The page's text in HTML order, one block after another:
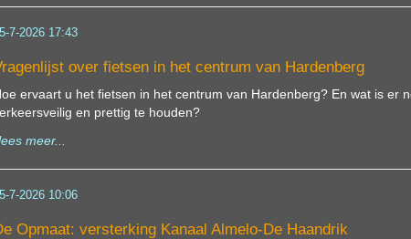
7-2026 17:43
over fietsen in het centrum van Hardenberg
ervaart u het fietsen in het centrum van Hardenberg? En wat is er
en prettig te houden?
meer...
7-2026 10:06
Opmaat: versterking Kanaal Almelo-De Haandrik